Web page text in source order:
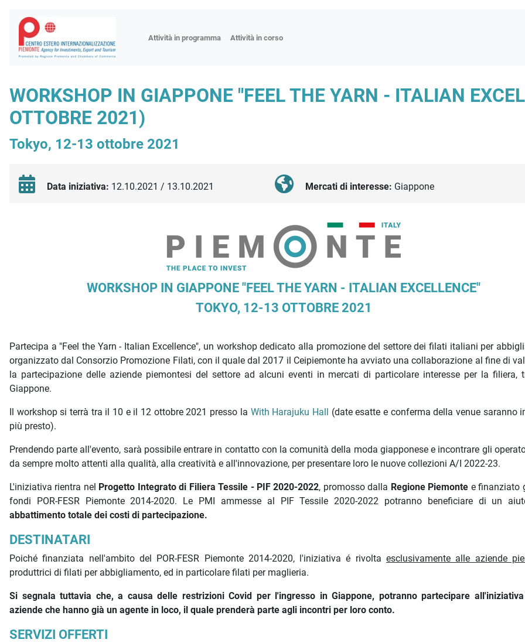
Attività in programma Attività in corso
Fiere
Workshop
Progetto tender
WORKSHOP IN GIAPPONE "FEEL THE YARN - ITALIAN
OTTOBRE 2021)
Tokyo, 12-13 ottobre 2021
Data iniziativa: 12.10.2021 / 13.10.2021 Mercati di interesse: Giappone
Descrizione iniziativa
WORKSHOP IN GIAPPONE "FEEL THE YARN - ITALIAN EXCELLENCE"
TOKYO, 12-13 OTTOBRE 2021
Partecipa a "Feel the Yarn - Italian Excellence", un workshop dedicato alla promozione del settore dei filati italiani per
organizzato dal Consorzio Promozione Filati, con il quale dal 2017 il Ceipiemonte ha avviato una collaborazione al fine di
la partecipazione delle aziende piemontesi del settore ad alcuni eventi in mercati di particolare interesse per la filiera,
Giappone.
Il workshop si terrà tra il 10 e il 12 ottobre 2021 presso la With Harajuku Hall (date esatte e conferma della venue saranno
più presto).
Prendendo parte all'evento, sarà possibile entrare in contatto con la comunità della moda giapponese e incontrare gli
da sempre molto attenti alla qualità, alla creatività e all'innovazione, per presentare loro le nuove collezioni A/I 2022-23.
L'iniziativa rientra nel Progetto Integrato di Filiera Tessile - PIF 2020-2022, promosso dalla Regione Piemonte e finanziato
fondi POR-FESR Piemonte 2014-2020. Le PMI ammesse al PIF Tessile 2020-2022 potranno beneficiare di un
abbattimento totale dei costi di partecipazione.
DESTINATARI
Poiché finanziata nell'ambito del POR-FESR Piemonte 2014-2020, l'iniziativa é rivoltaesclusivamente alle aziende
produttrici di filati per abbigliamento, ed in particolare filati per maglieria.
Si segnala tuttavia che, a causa delle restrizioni Covid per l'ingresso in Giappone, potranno partecipare
aziende che hanno già un agente in loco, il quale prenderà parte agli incontri per loro conto.
SERVIZI OFFERTI